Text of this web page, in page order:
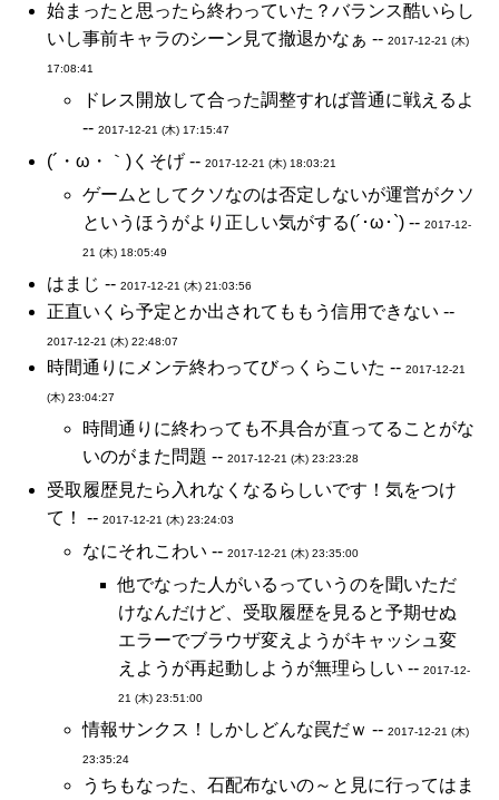
始まったと思ったら終わっていた？バランス酷いらし
いし事前キャラのシーン見て撤退かなぁ -- 2017-12-21 (木)
17:08:41
ドレス開放して合った調整すれば普通に戦えるよ
-- 2017-12-21 (木) 17:15:47
(´・ω・｀)くそげ -- 2017-12-21 (木) 18:03:21
ゲームとしてクソなのは否定しないが運営がクソ
というほうがより正しい気がする(´･ω･`) -- 2017-12-
21 (木) 18:05:49
はまじ -- 2017-12-21 (木) 21:03:56
正直いくら予定とか出されてももう信用できない --
2017-12-21 (木) 22:48:07
時間通りにメンテ終わってびっくらこいた -- 2017-12-21
(木) 23:04:27
時間通りに終わっても不具合が直ってることがな
いのがまた問題 -- 2017-12-21 (木) 23:23:28
受取履歴見たら入れなくなるらしいです！気をつけ
て！ -- 2017-12-21 (木) 23:24:03
なにそれこわい -- 2017-12-21 (木) 23:35:00
他でなった人がいるっていうのを聞いただ
けなんだけど、受取履歴を見ると予期せぬ
エラーでブラウザ変えようがキャッシュ変
えようが再起動しようが無理らしい -- 2017-12-
21 (木) 23:51:00
情報サンクス！しかしどんな罠だｗ -- 2017-12-21 (木)
23:35:24
うちもなった、石配布ないの～と見に行ってはま